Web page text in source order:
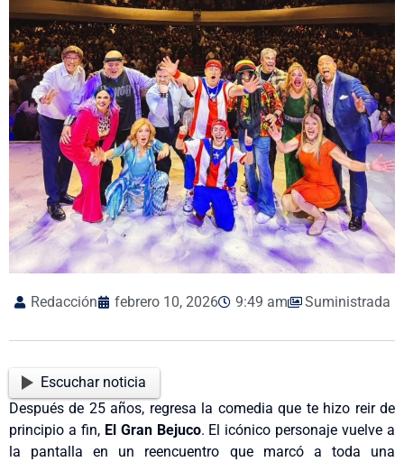
Redacción febrero 10, 2026 9:49 am Suministrada
Escuchar noticia
Después de 25 años, regresa la comedia que te hizo reir de
principio a fin, El Gran Bejuco. El icónico personaje vuelve a
la pantalla en un reencuentro que marcó a toda una